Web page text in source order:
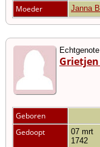
Moeder Janna
Geboren
Gedoopt
07 mrt
1742